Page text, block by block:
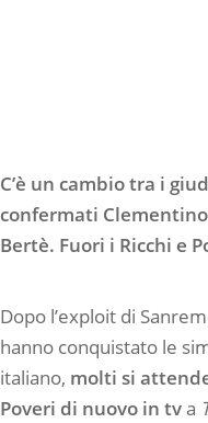
C’è un cambio tra i
confermati
Bertè. Fuori i Ricchi e
Dopo l’exploit di
hanno conquistato le
italiano, molti si
Poveri di nuovo in tva